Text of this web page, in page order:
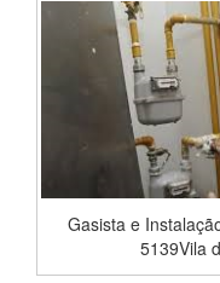
Gasista e
5139Vila